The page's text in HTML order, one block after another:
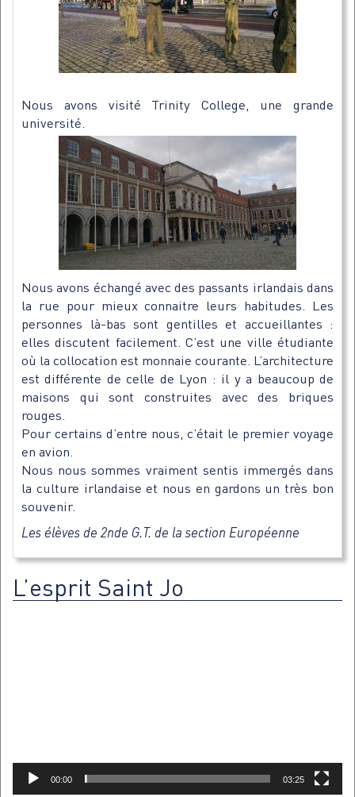
Nous avons visité Trinity College, une grande
université.
Nous avons échangé avec des passants irlandais dans
la rue pour mieux connaitre leurs habitudes. Les
personnes là-bas sont gentilles et accueillantes :
elles discutent facilement. C’est une ville étudiante
où la collocation est monnaie courante. L’architecture
est différente de celle de Lyon : il y a beaucoup de
maisons qui sont construites avec des briques
rouges.
Pour certains d’entre nous, c’était le premier voyage
en avion.
Nous nous sommes vraiment sentis immergés dans
la culture irlandaise et nous en gardons un très bon
souvenir.
Les élèves de 2nde G.T. de la section Européenne
L’esprit Saint Jo
00:00 03:25